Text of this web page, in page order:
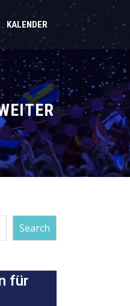
KALENDER
Search
für